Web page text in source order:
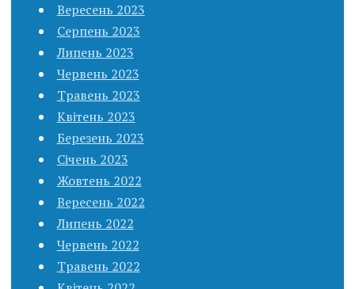
Вересень 2023
Серпень 2023
Липень 2023
Червень 2023
Травень 2023
Квітень 2023
Березень 2023
Січень 2023
Жовтень 2022
Вересень 2022
Липень 2022
Червень 2022
Травень 2022